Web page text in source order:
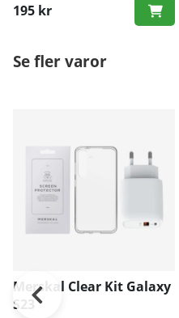
195 kr
Se fler varor
Merskal Clear Kit Galaxy
S23